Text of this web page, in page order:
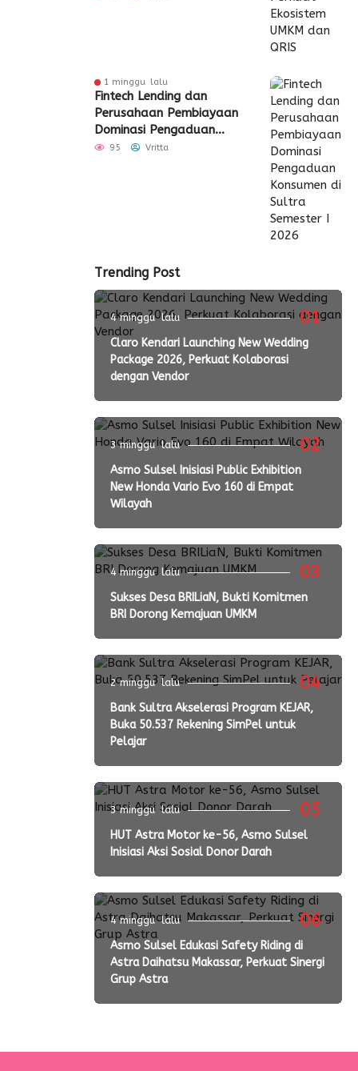
1 minggu lalu
Fintech Lending dan
Perusahaan Pembiayaan
Dominasi Pengaduan
Konsumen di Sultra
95 Vritta
Trending Post
01
4 minggu lalu
Claro Kendari Launching New Wedding
Package 2026, Perkuat Kolaborasi
dengan Vendor
02
3 minggu lalu
Asmo Sulsel Inisiasi Public Exhibition
New Honda Vario Evo 160 di Empat
Wilayah
03
4 minggu lalu
Sukses Desa BRILiaN, Bukti Komitmen
BRI Dorong Kemajuan UMKM
04
2 minggu lalu
Bank Sultra Akselerasi Program KEJAR,
Buka 50.537 Rekening SimPel untuk
Pelajar
05
3 minggu lalu
HUT Astra Motor ke-56, Asmo Sulsel
Inisiasi Aksi Sosial Donor Darah
06
4 minggu lalu
Asmo Sulsel Edukasi Safety Riding di
Astra Daihatsu Makassar, Perkuat Sinergi
Grup Astra